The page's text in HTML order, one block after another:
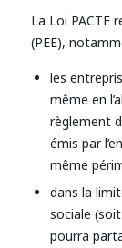
La Loi PACTE
(PEE),
les
même en
règlement
émis par
même
dans la
sociale
pourra